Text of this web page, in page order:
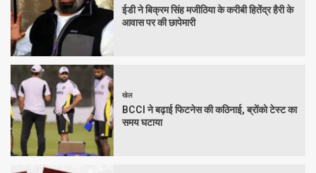
ईडी ने बिक्रम सिंह मजीठिया के करीबी हितेंद्र हैरी के
आवास पर की छापेमारी
खेल
BCCI ने बढ़ाई फिटनेस की कठिनाई, ब्रोंको टेस्ट का
समय घटाया